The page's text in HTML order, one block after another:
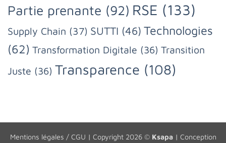
Partie prenante (92) RSE (133)
Supply Chain (37) SUTTI (46) Technologies
(62) Transformation Digitale (36) Transition
Juste (36) Transparence (108)
Mentions légales / CGU | Copyright 2026 © Ksapa| Conception